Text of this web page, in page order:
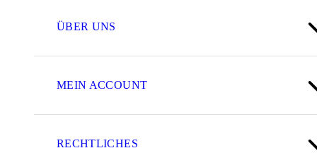
ÜBER UNS
MEIN ACCOUNT
RECHTLICHES